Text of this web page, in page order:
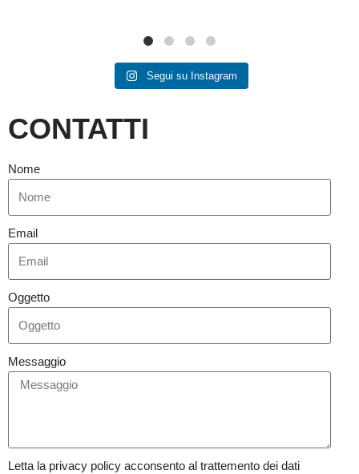
Segui su Instagram
CONTATTI
Nome
Email
Oggetto
Messaggio
Letta la privacy policy acconsento al trattemento dei dati